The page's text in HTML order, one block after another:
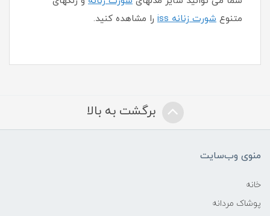
متنوع شورت زنانه iss را مشاهده کنید.
برگشت به بالا
منوی وب‌سایت
خانه
پوشاک مردانه